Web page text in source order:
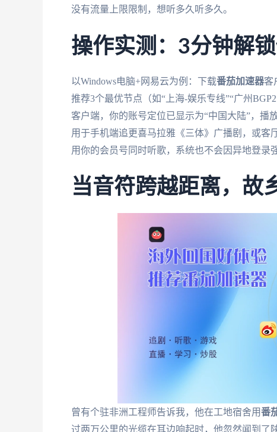
没有流量上限限制，想听多久听多久。
操作实测：3分钟解
以Windows电脑+网易云为例：下载番茄加速器客
推荐3个最优节点（如“上海-娱乐专线”“广州
客户端，你的账号定位已显示为“中国大陆”，
用于手机端追更喜马拉雅《三体》广播剧，或客
用你的会员号同时听歌，系统也不会因异地登录
当音符跨越距离，故
曾有个驻非洲工程师告诉我，他在工地宿舍用番
过两万公里的光缆在耳边响起时，他忽然闻到了